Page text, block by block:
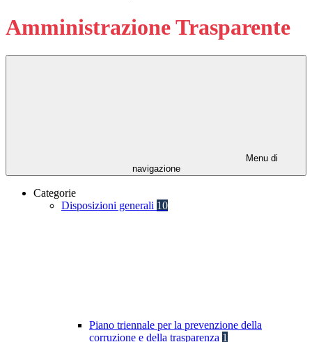
Amministrazione Trasparente
Menu di
navigazione
Categorie
Disposizioni generali 10
Piano triennale per la prevenzione della
corruzione e della trasparenza 1